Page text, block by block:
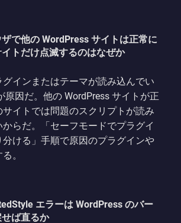
ザで他の WordPress サイトは正常に
トだけ点滅するのはなぜか
グインまたはテーマが読み込んでい
原因だ。他の WordPress サイトが正
イトでは問題のスクリプトが読み
らだ。「セーフモードでプラグイ
分ける」手順で原因のプラグインや
。
エラーは WordPress のバー
ば直るか